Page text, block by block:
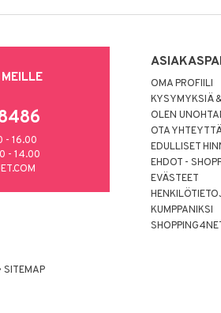
- 16.00
- 14.00
OMA PROFIILI
KYSYMYKSIÄ
OLEN
OTA
EDULLISET
EHDOT -
EVÄSTEET
KUMPPANIKSI
SITEMAP